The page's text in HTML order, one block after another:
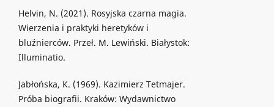
Helvin, N. (2021). Rosyjska czarna magia.
Wierzenia i praktyki heretyków i
bluźnierców. Przeł. M. Lewiński. Białystok:
Illuminatio.
Jabłońska, К. (1969). Kazimierz Tetmajer.
Próba biografii. Kraków: Wydawnictwo